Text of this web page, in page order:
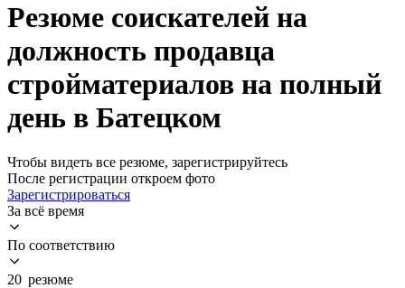
Резюме соискателей на
должность продавца
стройматериалов на полный
день в Батецком
Чтобы видеть все резюме, зарегистрируйтесь
После регистрации откроем фото
Зарегистрироваться
За всё время
По соответствию
20 резюме